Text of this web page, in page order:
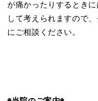
が痛かったりするとき
して考えられますので
にご相談ください。